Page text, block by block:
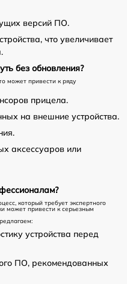
версий ПО.
что увеличивает
без обновления?
может привести к ряду
прицела.
на внешние устройства.
аксессуаров или
который требует экспертного
может привести к серьезным
устройства перед
ПО, рекомендованных